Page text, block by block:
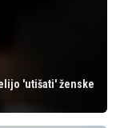
'utišati' ženske